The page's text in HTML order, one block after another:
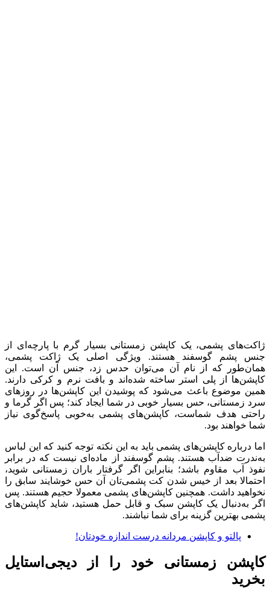
ژاکت‌های پشمی، یک کاپشن زمستانی بسیار گرم با پارچه‌ای از
جنس پشم گوسفند هستند. ویژگی اصلی یک ژاکت پشمی،
همان‌طور که از نام آن می‌توان حدس زد، جنس آن است. این
کاپشن‌ها از پلی استر ساخته شده‌اند و بافت نرم و کرکی دارند.
همین موضوع باعث می‌شود که پوشیدن این کاپشن‌ها در روزهای
سرد زمستانی، حس بسیار خوبی در شما ایجاد کند؛ پس اگر گرما و
راحتی هدف شماست، کاپشن‌های پشمی به‌خوبی پاسخ‌گوی نیاز
شما خواهند بود.
اما درباره کاپشن‌های پشمی باید به این نکته توجه کنید که این لباس
به‌ندرت ضدآب هستند. پشم گوسفند از ماده‌ای نیست که در برابر
نفوذ آب مقاوم باشد؛ بنابراین اگر گرفتار باران زمستانی شوید،
احتمالا بعد از خیس شدن کت پشمی‌تان آن حس خوشایند سابق را
نخواهید داشت. همچنین کاپشن‌های پشمی معمولا حجیم هستند. پس
اگر به‌دنبال یک کاپشن سبک و قابل حمل هستید، شاید کاپشن‌های
پشمی بهترین گزینه برای شما نباشند.
پالتو و کاپشن مردانه درست اندازه خودتان!
کاپشن زمستانی خود را از دیجی‌استایل
بخرید